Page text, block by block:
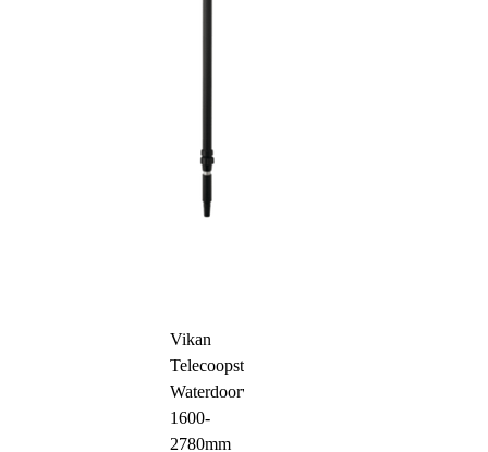
Vikan
Telecoopsteel
Waterdoorvoer
1600-
2780mm